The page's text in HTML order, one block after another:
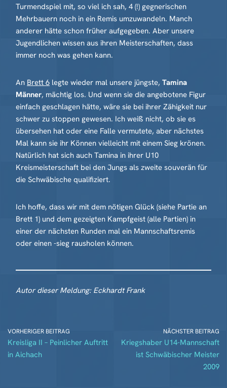
Turmendspiel mit, so viel ich sah, 4 (!) gegnerischen
Mehrbauern noch in ein Remis umzuwandeln. Manch
anderer hätte schon früher aufgegeben. Aber unsere
Jugendlichen wissen aus ihren Meisterschaften, dass
immer noch was gehen kann.
An Brett 6 legte wieder mal unsere jüngste, Tamina
Männer, mächtig los. Und wenn sie die angebotene Figur
einfach geschlagen hätte, wäre sie bei ihrer Zähigkeit nur
schwer zu stoppen gewesen. Ich weiß nicht, ob sie es
übersehen hat oder eine Falle vermutete, aber nächstes
Mal kann sie ihr Können vielleicht mit einem Sieg krönen.
Natürlich hat sich auch Tamina in ihrer U10
Kreismeisterschaft bei den Jungs als zweite souverän für
die Schwäbische qualifiziert.
Ich hoffe, dass wir mit dem nötigen Glück (siehe Partie an
Brett 1) und dem gezeigten Kampfgeist (alle Partien) in
einer der nächsten Runden mal ein Mannschaftsremis
oder einen -sieg rausholen können.
Autor dieser Meldung: Eckhardt Frank
VORHERIGER BEITRAG
Kreisliga II – Peinlicher Auftritt
in Aichach
NÄCHSTER BEITRAG
Kriegshaber U14-Mannschaft
ist Schwäbischer Meister
2009